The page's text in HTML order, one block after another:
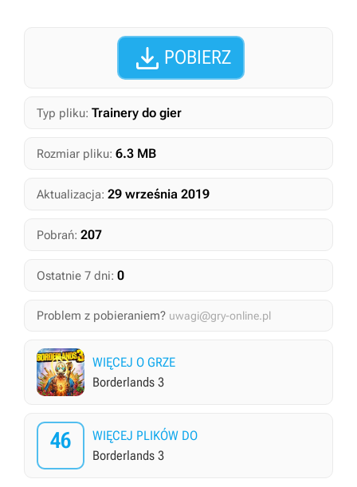
 POBIERZ
Typ pliku: Trainery do gier
Rozmiar pliku: 6.3 MB
Aktualizacja: 29 września 2019
Pobrań: 207
Ostatnie 7 dni: 0
Problem z pobieraniem? uwagi@gry-online.pl
WIĘCEJ O GRZE
Borderlands 3
46
WIĘCEJ PLIKÓW DO
Borderlands 3